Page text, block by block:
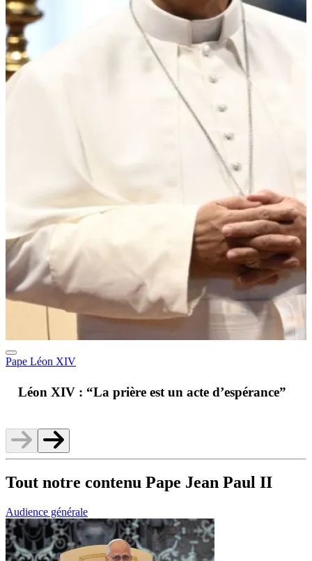
Pape Léon XIV
Léon XIV : “La prière est un acte d’espérance”
Tout notre contenu Pape Jean Paul II
Audience générale